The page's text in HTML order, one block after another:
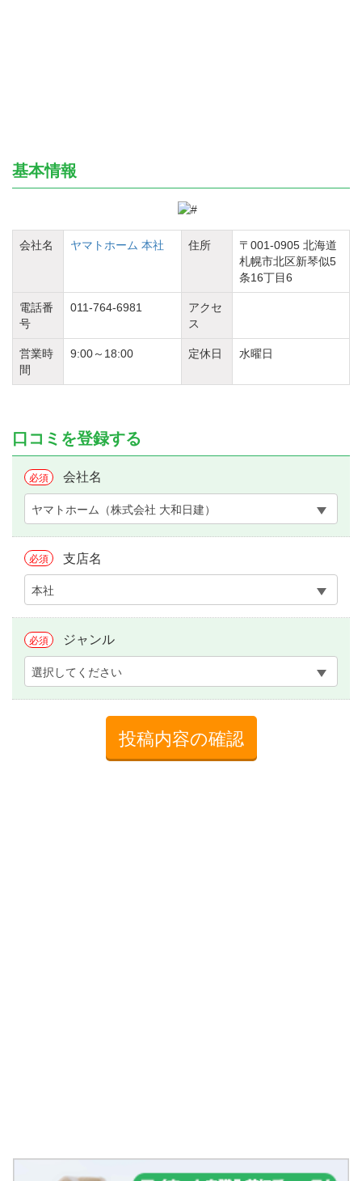
基本情報
会社名 ヤマトホーム 本社 住所
〒001-0905 北海道
札幌市北区新琴似5
条16丁目6
電話番
号
011-764-6981
アクセ
ス
営業時
間
9:00～18:00 定休日 水曜日
口コミを登録する
必須 会社名
ヤマトホーム（株式会社 大和日建）
必須 支店名
本社
必須 ジャンル
選択してください
投稿内容の確認